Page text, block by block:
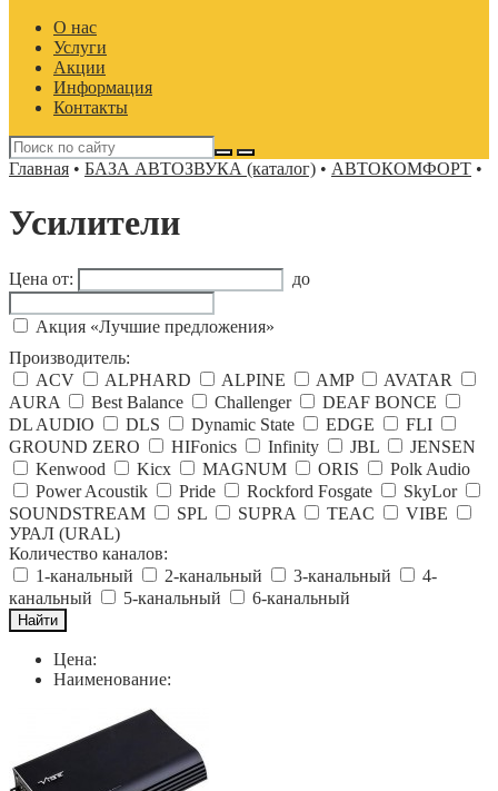
О нас
Услуги
Акции
Информация
Контакты
Главная • БАЗА АВТОЗВУКА (каталог) • АВТОКОМФОРТ •
Усилители
Цена от: до
Акция «Лучшие предложения»
Производитель:
ACV
ALPHARD ALPINE AMP
AVATAR
AURA
Best Balance Challenger
DEAF BONCE
DL AUDIO
DLS Dynamic State EDGE
FLI
GROUND ZERO
HIFonics Infinity JBL
JENSEN
Kenwood
Kicx MAGNUM ORIS
Polk Audio
Power Acoustik
Pride Rockford Fosgate
SkyLor
SOUNDSTREAM
SPL SUPRA TEAC
VIBE
УРАЛ (URAL)
Количество каналов:
1-канальный
2-канальный 3-канальный
4-
канальный
5-канальный 6-канальный
Цена:
Наименование: